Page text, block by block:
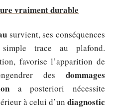
vraiment durable
survient, ses conséquences
trace au plafond.
favorise l’apparition de
des dommages
a posteriori nécessite
à celui d’un diagnostic